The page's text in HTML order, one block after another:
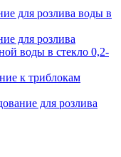
для розлива воды в
для розлива
воды в стекло 0,2-
к триблокам
для розлива